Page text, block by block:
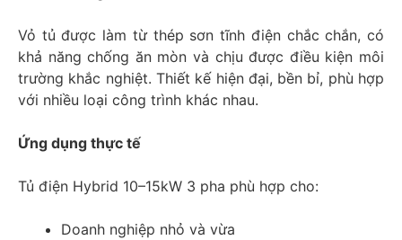
Vỏ tủ được làm từ thép sơn tĩnh điện chắc chắn, có
khả năng chống ăn mòn và chịu được điều kiện môi
trường khắc nghiệt. Thiết kế hiện đại, bền bỉ, phù hợp
với nhiều loại công trình khác nhau.
Ứng dụng thực tế
Tủ điện Hybrid 10–15kW 3 pha phù hợp cho:
Doanh nghiệp nhỏ và vừa